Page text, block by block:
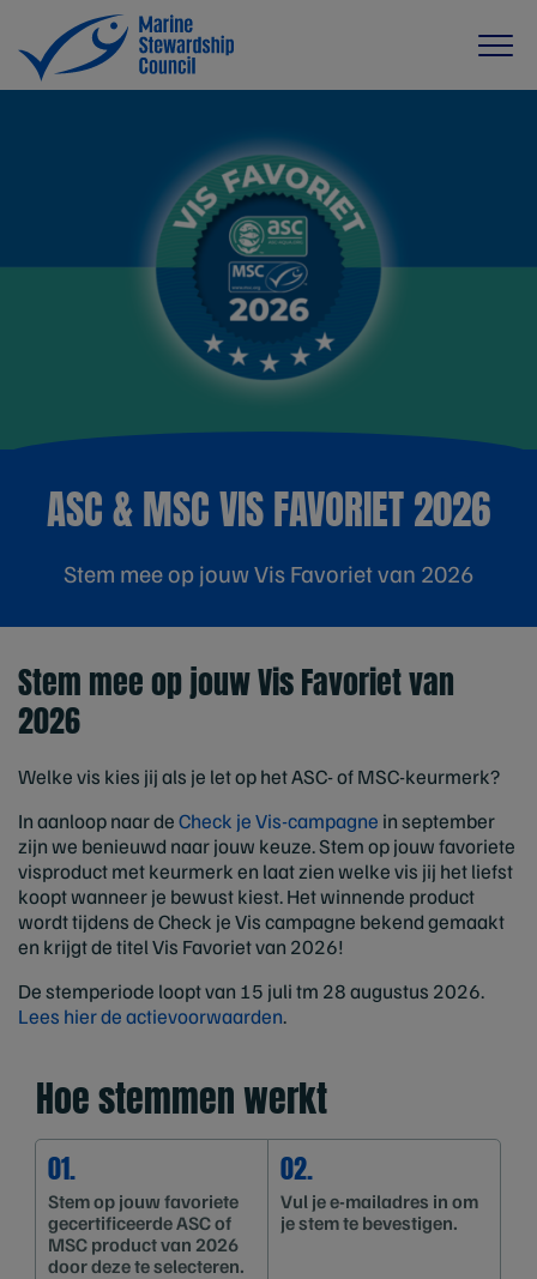
ASC & MSC VIS FAVORIET 2026
Stem mee op jouw Vis Favoriet van 2026
Stem mee op jouw Vis Favoriet van
2026
Welke vis kies jij als je let op het ASC- of MSC-keurmerk?
In aanloop naar deCheck je Vis-campagne in september
zijn we benieuwd naar jouw keuze. Stem op jouw favoriete
visproduct met keurmerk en laat zien welke vis jij het liefst
koopt wanneer je bewust kiest. Het winnende product
wordt tijdens de Check je Vis campagne bekend gemaakt
en krijgt de titel Vis Favoriet van 2026!
De stemperiode loopt van 15 juli tm 28 augustus 2026.
Lees hier de actievoorwaarden.
Hoe stemmen werkt
01.
Stem op jouw favoriete
gecertificeerde ASC of
MSC product van 2026
door deze te selecteren.
02.
Vul je e-mailadres in om
je stem te bevestigen.